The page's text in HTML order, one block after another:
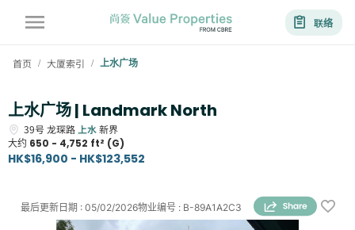
联络
首页 / 大厦索引 / 上水广场
上水广场 | Landmark North
39号 龙琛路 上水新界
大约 650 - 4,752 ft² (G)
HK$16,900 - HK$123,552
物业编号 : B-89A1A2C3
最后更新日期 : 05/02/2026